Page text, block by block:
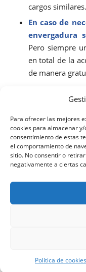
Para ofrecer las mejores
cookies para almacenar
consentimiento de estas
el comportamiento de
sitio. No consentir o
negativamente a ciertas
Política de cookies
cargos similares.
En caso de
envergadura
Pero siempre
en total de la
de manera
Así pues, si
no volverá a tener
compruebes la
empresa de
Mi cuenta
Noticias
su navegación y
Continuar
política de cookies,